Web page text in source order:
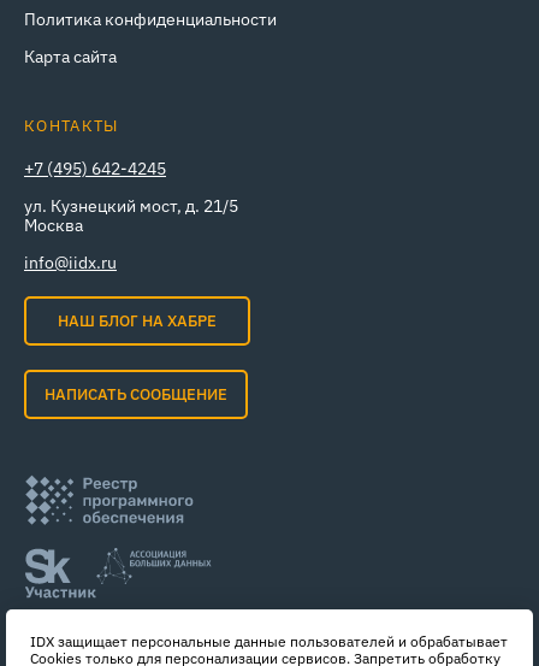
Политика конфиденциальности
Карта сайта
КОНТАКТЫ
+7 (495) 642-4245
ул. Кузнецкий мост, д. 21/5
Москва
info@iidx.ru
НАШ БЛОГ НА ХАБРЕ
НАПИСАТЬ СООБЩЕНИЕ
IDX защищает персональные данные пользователей и обрабатывает
Cookies только для персонализации сервисов. Запретить обработку